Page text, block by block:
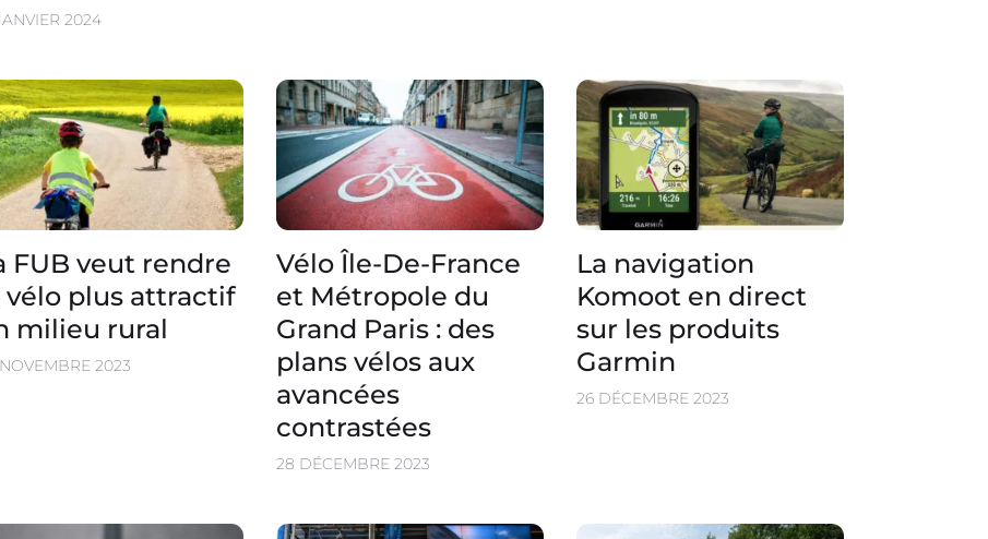
2024
FUB veut rendre
vélo plus attractif
milieu rural
2023
Vélo Île-De-France
et Métropole du
Grand Paris : des
plans vélos aux
avancées
contrastées
28 DÉCEMBRE 2023
La navigation
Komoot en direct
sur les produits
Garmin
26 DÉCEMBRE 2023